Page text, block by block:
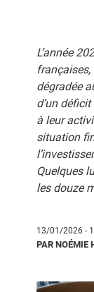
L’année
dégradée
d’un
à leur
situation
Quelques
les douze
13/01/2026 -
PAR NOÉMIE